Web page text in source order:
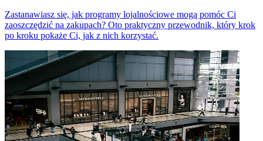
Zastanawiasz się, jak programy lojalnościowe mogą pomóc Ci
zaoszczędzić na zakupach? Oto praktyczny przewodnik, który krok
po kroku pokaże Ci, jak z nich korzystać.